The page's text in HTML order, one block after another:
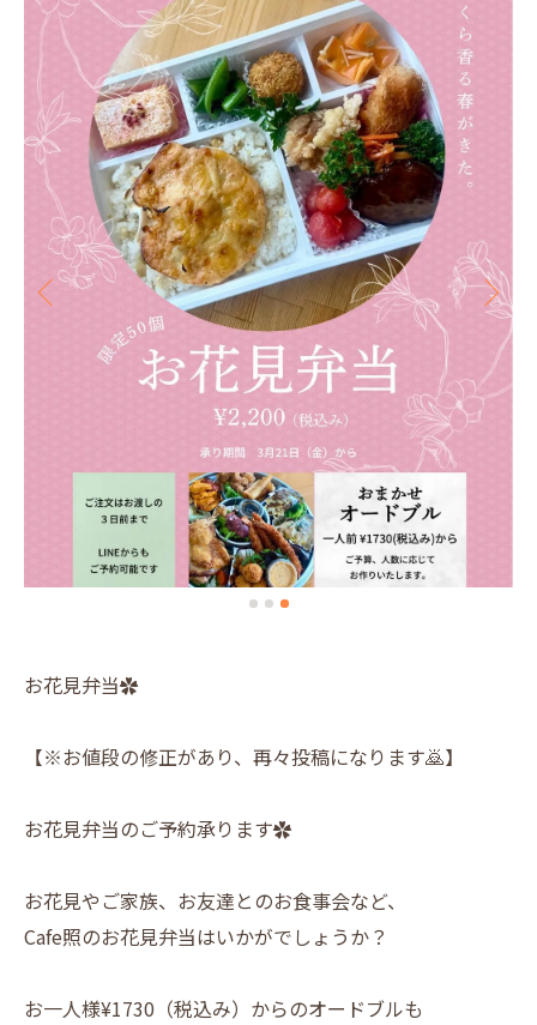
お花見弁当✿
【※お値段の修正があり、再々投稿になります🙇】
お花見弁当のご予約承ります✿
お花見やご家族、お友達とのお食事会など、
Cafe照のお花見弁当はいかがでしょうか？
お一人様¥1730（税込み）からのオードブルも